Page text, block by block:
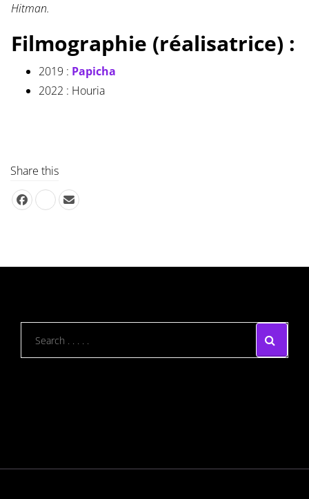
Hitman.
Filmographie (réalisatrice) :
2019 : Papicha
2022 : Houria
Share this